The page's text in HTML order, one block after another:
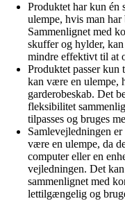
Produktet har kun én
ulempe, hvis man
Sammenlignet med
skuffer og hylder,
mindre effektivt til at
Produktet passer
kan være en ulempe,
garderobeskab. Det
fleksibilitet
tilpasses og bruges
Samlevejledningen
være en ulempe, da
computer eller en
vejledningen. Det
sammenlignet med
lettilgængelig og